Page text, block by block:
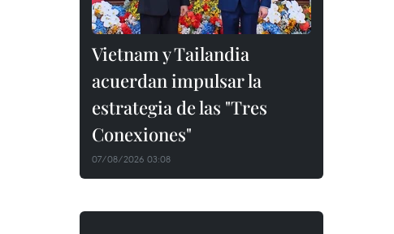
Vietnam y Tailandia
acuerdan impulsar la
estrategia de las "Tres
Conexiones"
07/08/2026 03:08